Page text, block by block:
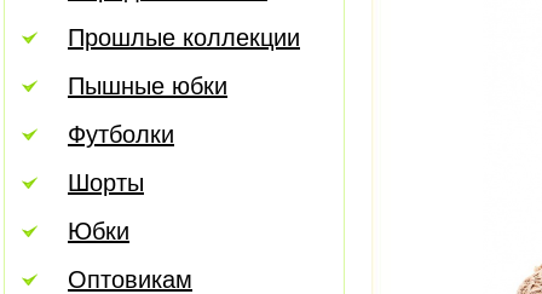
Прошлые коллекции
Пышные юбки
Футболки
Шорты
Юбки
Оптовикам